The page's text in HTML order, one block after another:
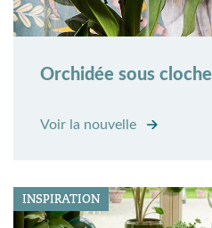
Orchidée sous cloche
Voir la nouvelle
INSPIRATION